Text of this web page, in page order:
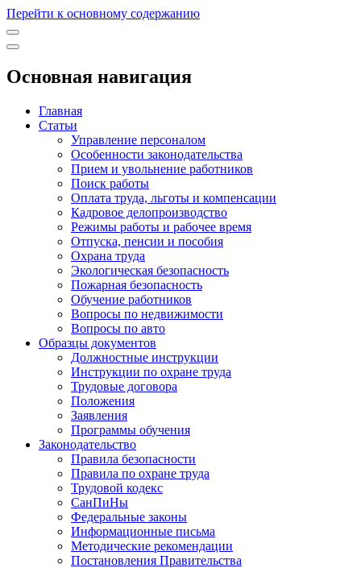
Перейти к основному содержанию
Основная навигация
Главная
Статьи
Управление персоналом
Особенности законодательства
Прием и увольнение работников
Поиск работы
Оплата труда, льготы и компенсации
Кадровое делопроизводство
Режимы работы и рабочее время
Отпуска, пенсии и пособия
Охрана труда
Экологическая безопасность
Пожарная безопасность
Обучение работников
Вопросы по недвижимости
Вопросы по авто
Образцы документов
Должностные инструкции
Инструкции по охране труда
Трудовые договора
Положения
Заявления
Программы обучения
Законодательство
Правила безопасности
Правила по охране труда
Трудовой кодекс
СанПиНы
Федеральные законы
Информационные письма
Методические рекомендации
Постановления Правительства